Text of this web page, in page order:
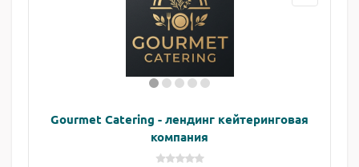
Gourmet Catering - лендинг кейтеринговая
компания